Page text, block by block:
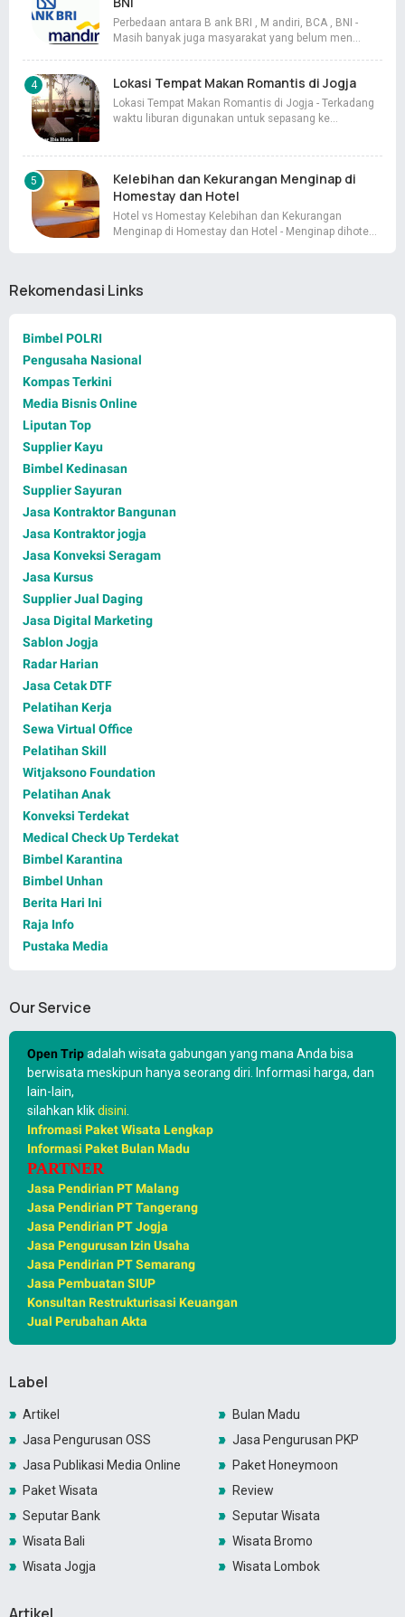
Perbedaan antara B ank BRI , M andiri, BCA , BNI -
Masih banyak juga masyarakat yang belum men…
Lokasi Tempat Makan Romantis di Jogja
Lokasi Tempat Makan Romantis di Jogja - Terkadang
waktu liburan digunakan untuk sepasang ke…
Kelebihan dan Kekurangan Menginap di
Homestay dan Hotel
Hotel vs Homestay Kelebihan dan Kekurangan
Menginap di Homestay dan Hotel - Menginap dihote…
Rekomendasi Links
Bimbel POLRI
Pengusaha Nasional
Kompas Terkini
Media Bisnis Online
Liputan Top
Supplier Kayu
Bimbel Kedinasan
Supplier Sayuran
Jasa Kontraktor Bangunan
Jasa Kontraktor jogja
Jasa Konveksi Seragam
Jasa Kursus
Supplier Jual Daging
Jasa Digital Marketing
Sablon Jogja
Radar Harian
Jasa Cetak DTF
Pelatihan Kerja
Sewa Virtual Office
Pelatihan Skill
Witjaksono Foundation
Pelatihan Anak
Konveksi Terdekat
Medical Check Up Terdekat
Bimbel Karantina
Bimbel Unhan
Berita Hari Ini
Raja Info
Pustaka Media
Our Service
Open Tripadalah wisata gabungan yang mana Anda bisa
berwisata meskipun hanya seorang diri. Informasi harga, dan
lain-lain,
silahkan klikdisini
Infromasi Paket Wisata Lengkap
Informasi Paket Bulan Madu
PARTNER
Jasa Pendirian PT Malang
Jasa Pendirian PT Tangerang
Jasa Pendirian PT Jogja
Jasa Pengurusan Izin Usaha
Jasa Pendirian PT Semarang
Jasa Pembuatan SIUP
Konsultan Restrukturisasi Keuangan
Jual Perubahan Akta
Label
Artikel
Bulan Madu
Jasa Pengurusan OSS
Jasa Pengurusan PKP
Jasa Publikasi Media Online
Paket Honeymoon
Paket Wisata
Review
Seputar Bank
Seputar Wisata
Wisata Bali
Wisata Bromo
Wisata Jogja
Wisata Lombok